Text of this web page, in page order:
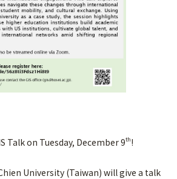
Talk on Tuesday, December 9th!
University (Taiwan) will give a talk